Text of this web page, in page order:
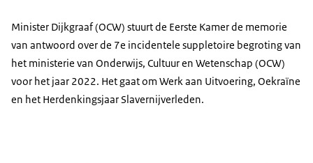
Minister Dijkgraaf (OCW) stuurt de Eerste Kamer de memorie
van antwoord over de 7e incidentele suppletoire begroting van
het ministerie van Onderwijs, Cultuur en Wetenschap (OCW)
voor het jaar 2022. Het gaat om Werk aan Uitvoering, Oekraïne
en het Herdenkingsjaar Slavernijverleden.